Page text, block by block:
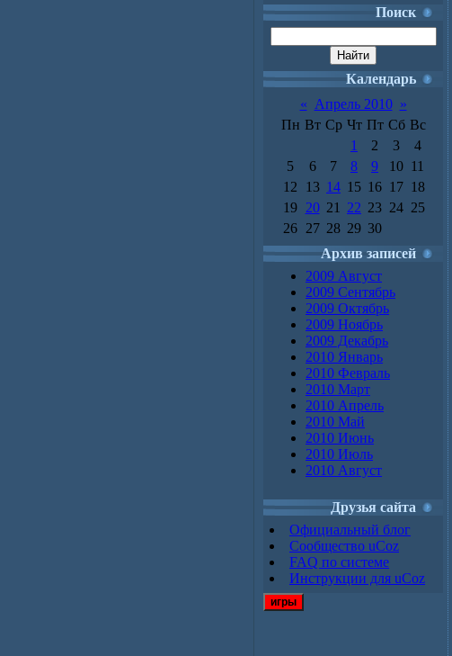
Поиск
Календарь
« Апрель 2010 »
Пн Вт Ср Чт Пт Сб Вс
1
2 3
4
5
6 7 8 9 10 11
12
13 14 15 16 17 18
19 20 21 22 23 24 25
26 27 28 29 30
Архив записей
2009 Август
2009 Сентябрь
2009 Октябрь
2009 Ноябрь
2009 Декабрь
2010 Январь
2010 Февраль
2010 Март
2010 Апрель
2010 Май
2010 Июнь
2010 Июль
2010 Август
Друзья сайта
Официальный блог
Сообщество uCoz
FAQ по системе
Инструкции для uCoz
игры